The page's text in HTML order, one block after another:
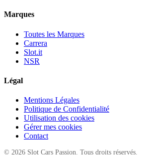
Marques
Toutes les Marques
Carrera
Slot.it
NSR
Légal
Mentions Légales
Politique de Confidentialité
Utilisation des cookies
Gérer mes cookies
Contact
© 2026 Slot Cars Passion. Tous droits réservés.